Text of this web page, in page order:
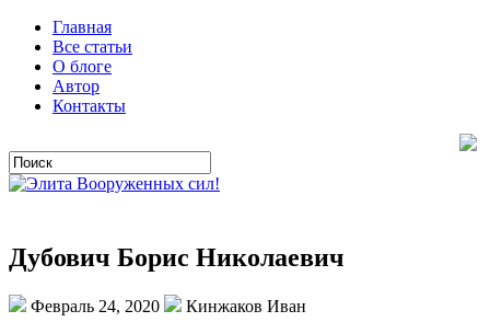
Главная
Все статьи
О блоге
Автор
Контакты
Дубович Борис Николаевич
Февраль 24, 2020
Кинжаков Иван